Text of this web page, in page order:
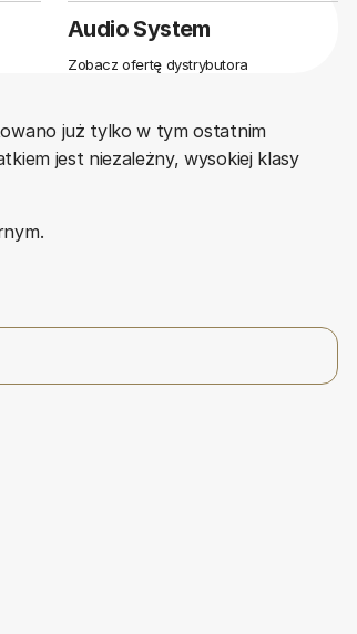
Audio System
Zobacz ofertę dystrybutora
już tylko w tym ostatnim
jest niezależny, wysokiej klasy